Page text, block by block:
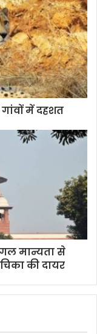
में दहशत
मान्यता से
की दायर